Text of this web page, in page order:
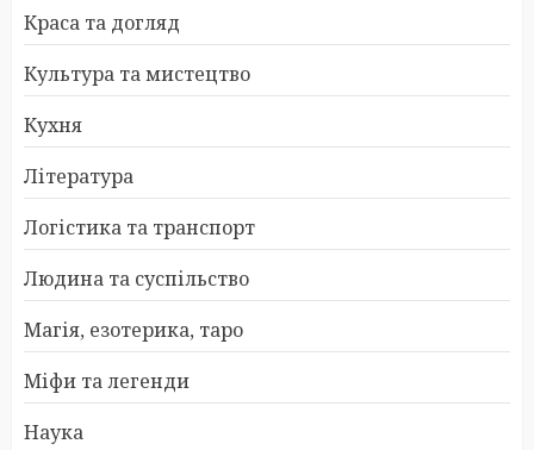
Краса та догляд
Культура та мистецтво
Кухня
Література
Логістика та транспорт
Людина та суспільство
Магія, езотерика, таро
Міфи та легенди
Наука